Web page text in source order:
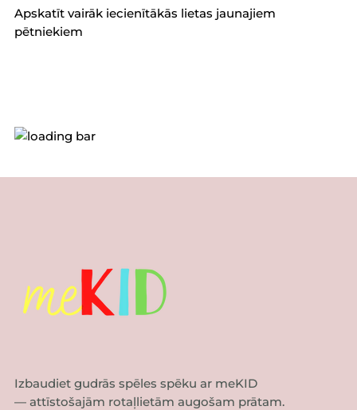
Apskatīt vairāk iecienītākās lietas jaunajiem
pētniekiem
Izbaudiet gudrās spēles spēku ar meKID
— attīstošajām rotaļlietām augošam prātam.